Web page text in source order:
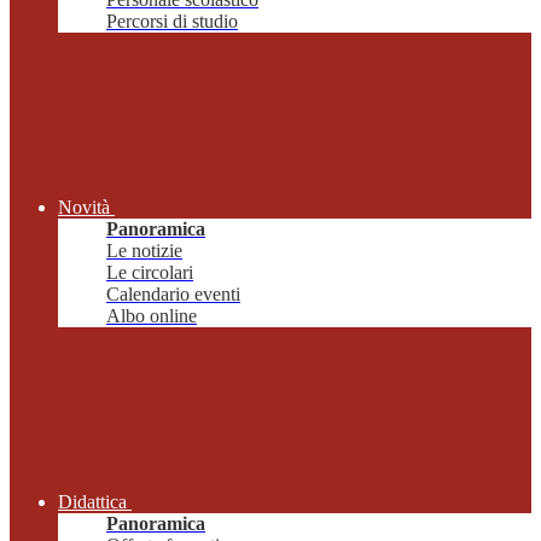
Percorsi di studio
Novità
Panoramica
Le notizie
Le circolari
Calendario eventi
Albo online
Didattica
Panoramica